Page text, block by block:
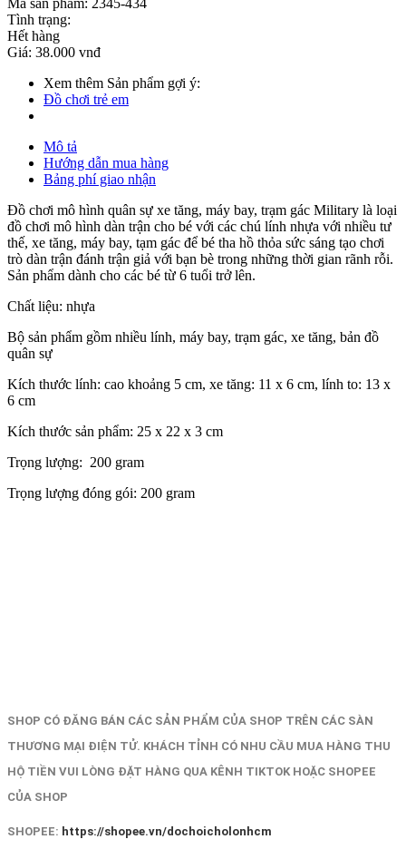
Tình trạng:
Hết hàng
Giá: 38.000 vnđ
Xem thêm Sản phẩm gợi ý:
Đồ chơi trẻ em
Mô tả
Hướng dẫn mua hàng
Bảng phí giao nhận
Đồ chơi mô hình quân sự xe tăng, máy bay, trạm gác Military là loại
đồ chơi mô hình dàn trận cho bé với các chú lính nhựa với nhiều tư
thế, xe tăng, máy bay, tạm gác để bé tha hồ thỏa sức sáng tạo chơi
trò dàn trận đánh trận giả với bạn bè trong những thời gian rãnh rỗi.
Sản phẩm dành cho các bé từ 6 tuổi trở lên.
Chất liệu: nhựa
Bộ sản phẩm gồm nhiều lính, máy bay, trạm gác, xe tăng, bản đồ
quân sự
Kích thước lính: cao khoảng 5 cm, xe tăng: 11 x 6 cm, lính to: 13 x
6 cm
Kích thước sản phẩm: 25 x 22 x 3 cm
Trọng lượng: 200 gram
Trọng lượng đóng gói: 200 gram
SHOP CÓ ĐĂNG BÁN CÁC SẢN PHẨM CỦA SHOP TRÊN CÁC SÀN
THƯƠNG MẠI ĐIỆN TỬ. KHÁCH TỈNH CÓ NHU CẦU MUA HÀNG THU
HỘ TIỀN VUI LÒNG ĐẶT HÀNG QUA KÊNH TIKTOK HOẶC SHOPEE
CỦA SHOP
SHOPEE: https://shopee.vn/dochoicholonhcm